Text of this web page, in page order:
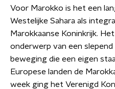
Voor Marokko is het een
Westelijke Sahara als
Marokkaanse Koninkrijk.
onderwerp van een
beweging die een eigen
Europese landen de
week ging het Verenigd